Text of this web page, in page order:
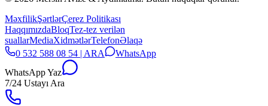
MəxfilikŞərtlərÇerez Politikası
HaqqımızdaBloqTez-tez verilən
suallarMediaXidmətlərTelefonƏlaqə
0 532 588 08 54 | ARA
WhatsApp
WhatsApp Yaz
7/24 Ustayı Ara